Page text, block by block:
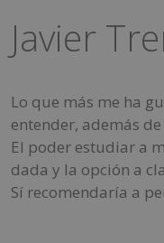
Javier
Lo que más me ha
entender, además
El poder estudiar a
dada y la opción a
Sí recomendaría a